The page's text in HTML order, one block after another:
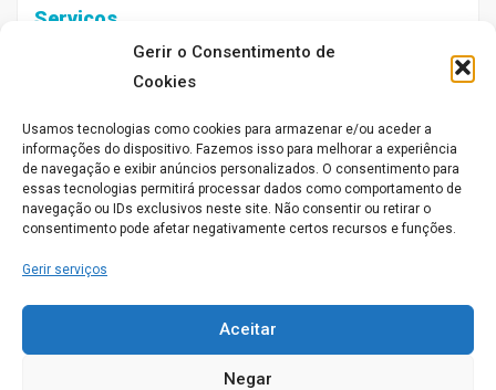
Gerir o Consentimento de
Cookies
Usamos tecnologias como cookies para armazenar e/ou aceder a
informações do dispositivo. Fazemos isso para melhorar a experiência
de navegação e exibir anúncios personalizados. O consentimento para
essas tecnologias permitirá processar dados como comportamento de
navegação ou IDs exclusivos neste site. Não consentir ou retirar o
consentimento pode afetar negativamente certos recursos e funções.
Gerir serviços
Aceitar
Negar
Serviços
Fisioterapia
Médico
Quartos Duplos
Quartos Triplos